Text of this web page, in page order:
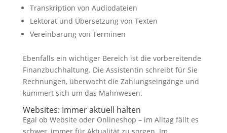
Transkription von Audiodateien
Lektorat und Übersetzung von Texten
Vereinbarung von Terminen
Ebenfalls ein wichtiger Bereich ist die vorbereitende
Finanzbuchhaltung. Die Assistentin schreibt für Sie
Rechnungen, überwacht die Zahlungseingänge und
kümmert sich um das Mahnwesen.
Websites: Immer aktuell halten
Egal ob Website oder Onlineshop – im Alltag fällt es